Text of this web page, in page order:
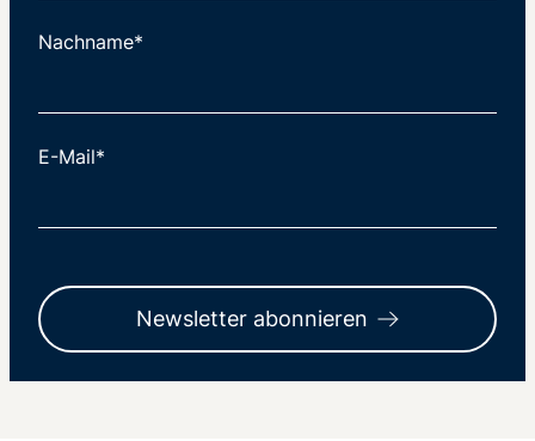
Nachname*
E-Mail*
Newsletter abonnieren